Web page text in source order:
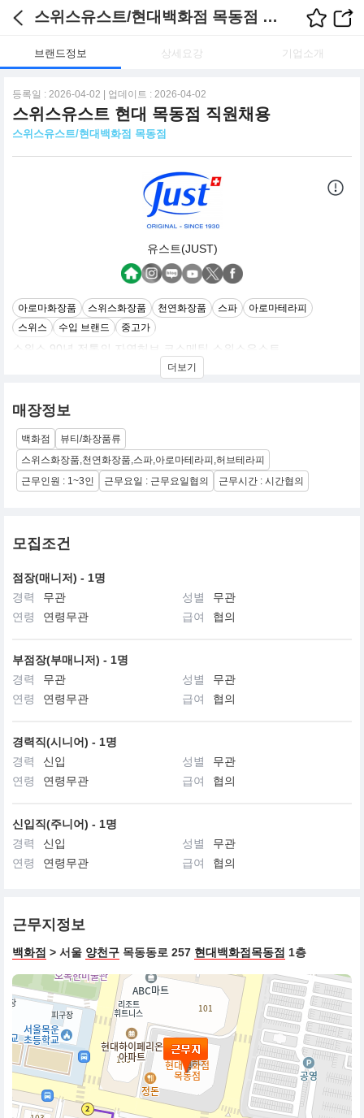
스위스유스트/현대백화점 목동점 채용정보
브랜드정보 상세요강 기업소개
등록일 : 2026-04-02 | 업데이트 : 2026-04-02
스위스유스트 현대 목동점 직원채용
스위스유스트/현대백화점 목동점
유스트(JUST)
아로마화장품 스위스화장품 천연화장품 스파
아로마테라피
스위스
수입 브랜드 중고가
스위스 90년 전통의 자연허브 코스메틱 스위스유스트
현재 자체쇼핑몰과 로드샵과 AK분당점, 롯데백화점, 광주, 진주, 부
산 지사에 입점되어 있으며, 병원, 한의원, 관리샵, 두피케어샵등 많
유망한 기업
더보기
매장정보
백화점
뷰티/화장품류
스위스화장품,천연화장품,스파,아로마테라피,허브테라피
근무인원 : 1~3인
근무요일 : 근무요일협의 근무시간 : 시간협의
모집조건
점장(매니저) - 1명
경력
무관 성별
무관
연령
연령무관 급여 협의
부점장(부매니저) - 1명
경력
무관 성별
무관
연령
연령무관 급여 협의
경력직(시니어) - 1명
경력
신입 성별
무관
연령
연령무관 급여 협의
신입직(주니어) - 1명
경력
신입 성별
무관
연령
연령무관 급여 협의
근무지정보
백화점 > 서울 양천구 목동동로 257 현대백화점목동점 1층